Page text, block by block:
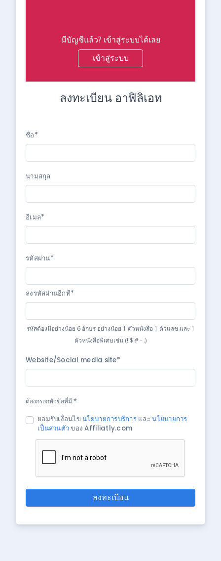
มีบัญชีแล้ว? เข้าสู่ระบบได้เลย
เข้าสู่ระบบ
ลงทะเบียน อาฟิลิเอท
ชื่อ*
นามสกุล
อีเมล*
รหัสผ่าน*
ลงรหัสผ่านอีกที*
รหัสต้องมีอย่างน้อย 6 อักษร อย่างน้อย 1 ตัวหนังสือ 1 ตัวแลข และ 1
ตัวหนังสือพิเศษเช่น (! $ # - .)
Website/Social media site*
ต้องกรอกหัวข้อที่มี *
ยอมรับเงื่อนไขนโยบายการบริการและนโยบายการ
เป็นส่วนตัวของ Affiliatly.com
ลงทะเบียน